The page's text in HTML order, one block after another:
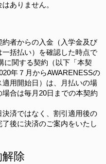
ありません。
者からの入金（入学金及び
括払い）を確認した時点で
に関する契約（以下「本契
年７月からAWARENESSの
用開始日）は、月払いの場
合は毎月20日までの本契約
済ではなく、割引適用後の
後に決済のご案内をいたし
除